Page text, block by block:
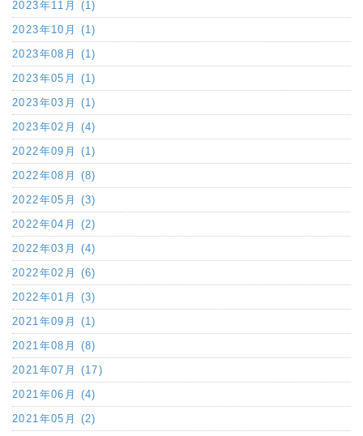
2023年11月 (1)
2023年10月 (1)
2023年08月 (1)
2023年05月 (1)
2023年03月 (1)
2023年02月 (4)
2022年09月 (1)
2022年08月 (8)
2022年05月 (3)
2022年04月 (2)
2022年03月 (4)
2022年02月 (6)
2022年01月 (3)
2021年09月 (1)
2021年08月 (8)
2021年07月 (17)
2021年06月 (4)
2021年05月 (2)